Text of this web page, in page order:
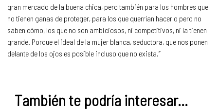
gran mercado de la buena chica, pero también para los hombres que
no tienen ganas de proteger, para los que querrían hacerlo pero no
saben cómo, los que no son ambiciosos, ni competitivos, ni la tienen
grande. Porque el ideal de la mujer blanca, seductora, que nos ponen
delante de los ojos es posible incluso que no exista.”
También te podría interesar...